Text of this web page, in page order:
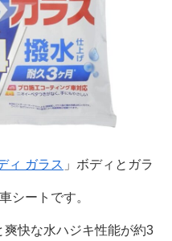
ィ ガラス 」ボディとガラ
シートです。
快な水ハジキ性能が約3